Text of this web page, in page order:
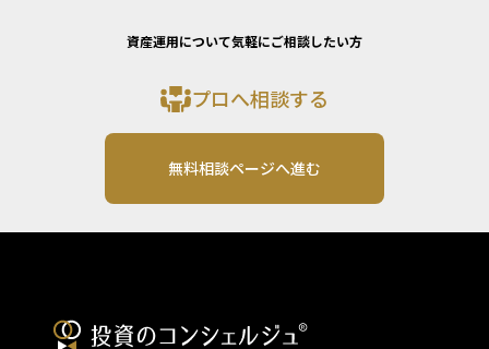
資産運用について気軽にご相談したい方
プロへ相談する
無料相談ページへ進む